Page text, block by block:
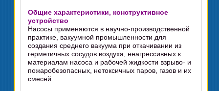
Общие характеристики, конструктивное
устройство
Насосы применяются в научно-производственной
практике, вакуумной промышленности для
создания среднего вакуума при откачивании из
герметичных сосудов воздуха, неагрессивных к
материалам насоса и рабочей жидкости взрыво- и
пожаробезопасных, нетоксичных паров, газов и их
смесей.